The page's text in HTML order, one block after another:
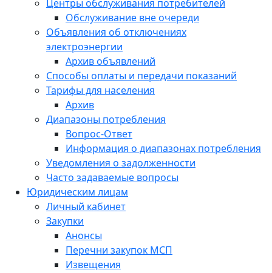
Центры обслуживания потребителей
Обслуживание вне очереди
Объявления об отключениях
электроэнергии
Архив объявлений
Способы оплаты и передачи показаний
Тарифы для населения
Архив
Диапазоны потребления
Вопрос-Ответ
Информация о диапазонах потребления
Уведомления о задолженности
Часто задаваемые вопросы
Юридическим лицам
Личный кабинет
Закупки
Анонсы
Перечни закупок МСП
Извещения